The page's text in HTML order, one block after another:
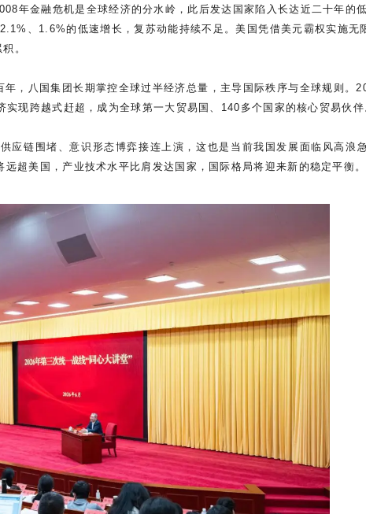
年金融危机是全球经济的分水岭，此后发达国家陷入长达近二十年的
、1.6%的低速增长，复苏动能持续不足。美国凭借美元霸权实施无
。
，八国集团长期掌控全球过半经济总量，主导国际秩序与全球规则。
现跨越式赶超，成为全球第一大贸易国、140多个国家的核心贸易伙伴
链围堵、意识形态博弈接连上演，这也是当前我国发展面临风高浪
超美国，产业技术水平比肩发达国家，国际格局将迎来新的稳定平衡。